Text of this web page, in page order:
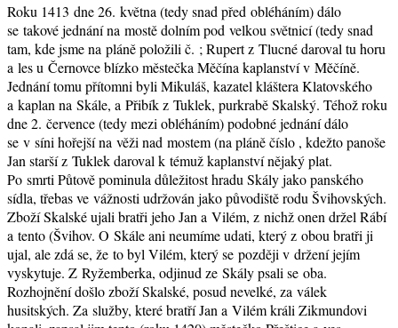
Roku 1413 dne 26. května (tedy snad před obléháním) dálo
se takové jednání na mostě dolním pod velkou světnicí (tedy snad
tam, kde jsme na pláně položili č. ; Rupert z Tlucné daroval tu horu
a les u Černovce blízko městečka Měčína kaplanství v Měčíně.
Jednání tomu přítomni byli Mikuláš, kazatel kláštera Klatovského
a kaplan na Skále, a Přibík z Tuklek, purkrabě Skalský. Téhož roku
dne 2. července (tedy mezi obléháním) podobné jednání dálo
se v síni hořejší na věži nad mostem (na pláně číslo , kdežto panoše
Jan starší z Tuklek daroval k témuž kaplanství nějaký plat.
Po smrti Půtově pominula důležitost hradu Skály jako panského
sídla, třebas ve vážnosti udržován jako původiště rodu Švihovských.
Zboží Skalské ujali bratři jeho Jan a Vilém, z nichž onen držel Rábí
a tento (Švihov. O Skále ani neumíme udati, který z obou bratři ji
ujal, ale zdá se, že to byl Vilém, který se později v držení jejím
vyskytuje. Z Ryžemberka, odjinud ze Skály psali se oba.
Rozhojnění došlo zboží Skalské, posud nevelké, za válek
husitských. Za služby, které bratří Jan a Vilém králi Zikmundovi